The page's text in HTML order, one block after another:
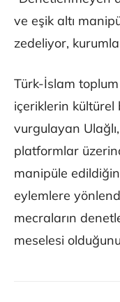
ve eşik altı
zedeliyor,
Türk-İslam
içeriklerin kültürel
vurgulayan
platformlar
manipüle
eylemlere
mecraların
meselesi